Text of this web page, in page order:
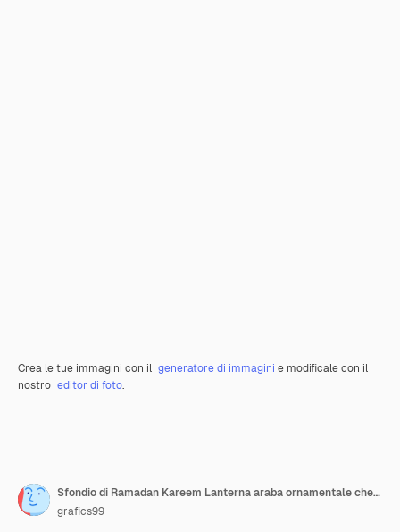
Crea le tue immagini con il generatore di immagini e modificale con il
nostro editor di foto.
Sfondio di Ramadan Kareem Lanterna araba ornamentale che brilla di notte
grafics99